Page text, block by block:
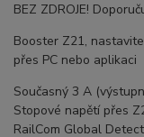
BEZ ZDROJE!
Booster Z21,
přes PC nebo aplikaci
Současný 3 A
Stopové napětí přes
RailCom Global